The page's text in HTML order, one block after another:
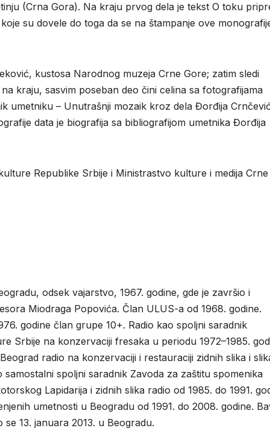
(Crna Gora). Na kraju prvog dela je tekst O toku
su dovele do toga da se na štampanje ove
kustosa Narodnog muzeja Crne Gore; zatim sledi
kraju, sasvim poseban deo čini celina sa fotografijama
umetniku – Unutrašnji mozaik kroz dela Đorđija
data je biografija sa bibliografijom umetnika Đorđija
Republike Srbije i Ministrastvo kulture i medija Crne
odsek vajarstvo, 1967. godine, gde je završio i
Miodraga Popovića. Član ULUS-a od 1968. godine.
godine član grupe 10+. Radio kao spoljni saradnik
Srbije na konzervaciji fresaka u periodu 1972–1985.
radio na konzervaciji i restauraciji zidnih slika i
spoljni saradnik Zavoda za zaštitu spomenika
Lapidarija i zidnih slika radio od 1985. do 1991.
umetnosti u Beogradu od 1991. do 2008. godine.
13. januara 2013. u Beogradu.